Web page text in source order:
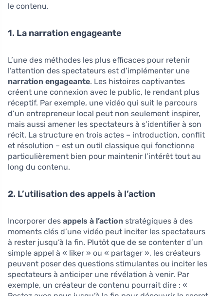
le contenu.
1. La narration engageante
L’une des méthodes les plus efficaces pour retenir
l’attention des spectateurs est d’implémenter une
narration engageante. Les histoires captivantes
créent une connexion avec le public, le rendant plus
réceptif. Par exemple, une vidéo qui suit le parcours
d’un entrepreneur local peut non seulement inspirer,
mais aussi amener les spectateurs à s’identifier à son
récit. La structure en trois actes – introduction, conflit
et résolution – est un outil classique qui fonctionne
particulièrement bien pour maintenir l’intérêt tout au
long du contenu.
2. L’utilisation des appels à l’action
Incorporer des appels à l’action stratégiques à des
moments clés d’une vidéo peut inciter les spectateurs
à rester jusqu’à la fin. Plutôt que de se contenter d’un
simple appel à « liker » ou « partager », les créateurs
peuvent poser des questions stimulantes ou inciter les
spectateurs à anticiper une révélation à venir. Par
exemple, un créateur de contenu pourrait dire : «